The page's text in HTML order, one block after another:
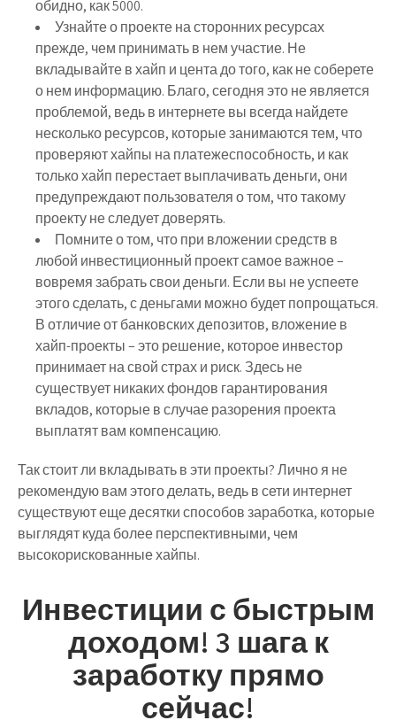
обидно, как 5000.
Узнайте о проекте на сторонних ресурсах
прежде, чем принимать в нем участие. Не
вкладывайте в хайп и цента до того, как не соберете
о нем информацию. Благо, сегодня это не является
проблемой, ведь в интернете вы всегда найдете
несколько ресурсов, которые занимаются тем, что
проверяют хайпы на платежеспособность, и как
только хайп перестает выплачивать деньги, они
предупреждают пользователя о том, что такому
проекту не следует доверять.
Помните о том, что при вложении средств в
любой инвестиционный проект самое важное –
вовремя забрать свои деньги. Если вы не успеете
этого сделать, с деньгами можно будет попрощаться.
В отличие от банковских депозитов, вложение в
хайп-проекты – это решение, которое инвестор
принимает на свой страх и риск. Здесьне
существует никаких фондов гарантирования
вкладов, которые в случае разорения проекта
выплатят вам компенсацию.
Так стоит ли вкладывать в эти проекты? Лично я не
рекомендую вам этого делать, ведь в сети интернет
существуют еще десятки способов заработка, которые
выглядят куда более перспективными, чем
высокорискованные хайпы.
Инвестиции с быстрым
доходом! 3 шага к
заработку прямо
сейчас!